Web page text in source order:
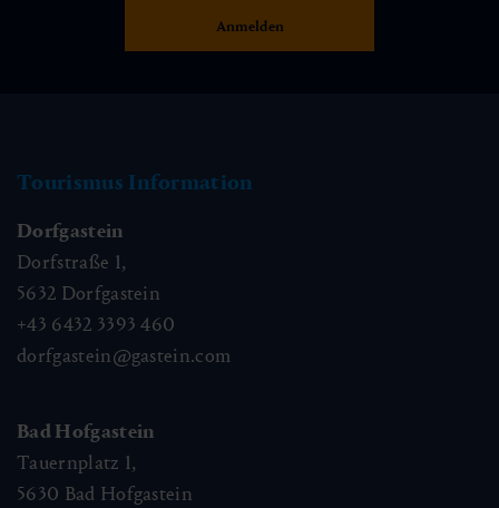
Tourismus Information
Dorfgastein
Dorfstraße 1,
5632 Dorfgastein
+43 6432 3393 460
dorfgastein@gastein.com
Bad Hofgastein
Tauernplatz 1,
5630 Bad Hofgastein